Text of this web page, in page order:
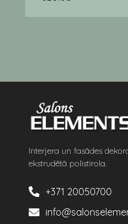
Interjera un fasādes
ekstrudētā polistirola.
+371 20050700